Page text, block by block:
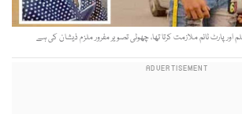
اور پارٹ ٹائم ملازمت کرتا تھا، چھوٹی تصویر مفرور ملزم ذیشان کی ہے